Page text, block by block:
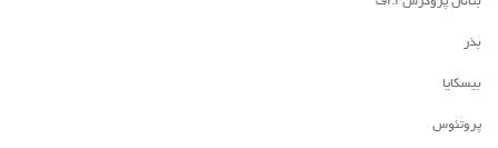
بذر
بیسکایا
پروتئوس